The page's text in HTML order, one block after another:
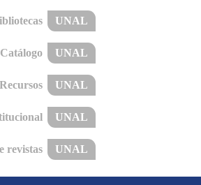
UNAL
Catálogo UNAL
Recursos UNAL
UNAL
revistas UNAL